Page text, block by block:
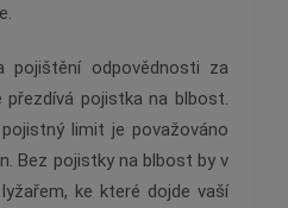
odpovědnosti za
pojistka na blbost.
limit je považováno
Bez pojistky na blbost by v
ke které dojde vaší